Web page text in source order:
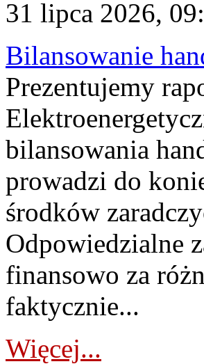
31 lipca 2026,
Bilansowanie
Prezentujemy
bilansowania
prowadzi do
środków
Odpowiedzialne
finansowo za
faktycznie...
Więcej...